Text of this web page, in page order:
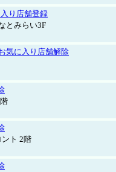
り店舗登録
とみらい3F
気に入り店舗解除
ト 2階